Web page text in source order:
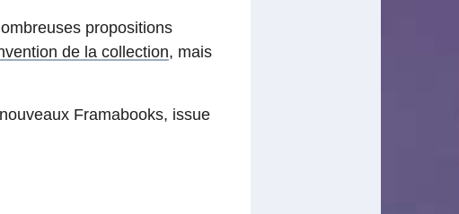
propositions
de la collection, mais
Framabooks, issue